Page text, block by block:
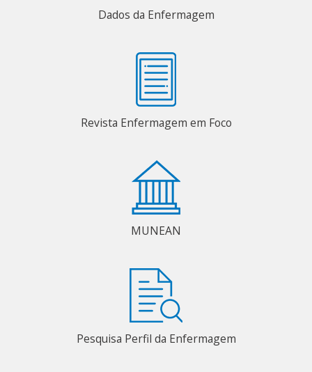
Dados da Enfermagem
Revista Enfermagem em Foco
MUNEAN
Pesquisa Perfil da Enfermagem